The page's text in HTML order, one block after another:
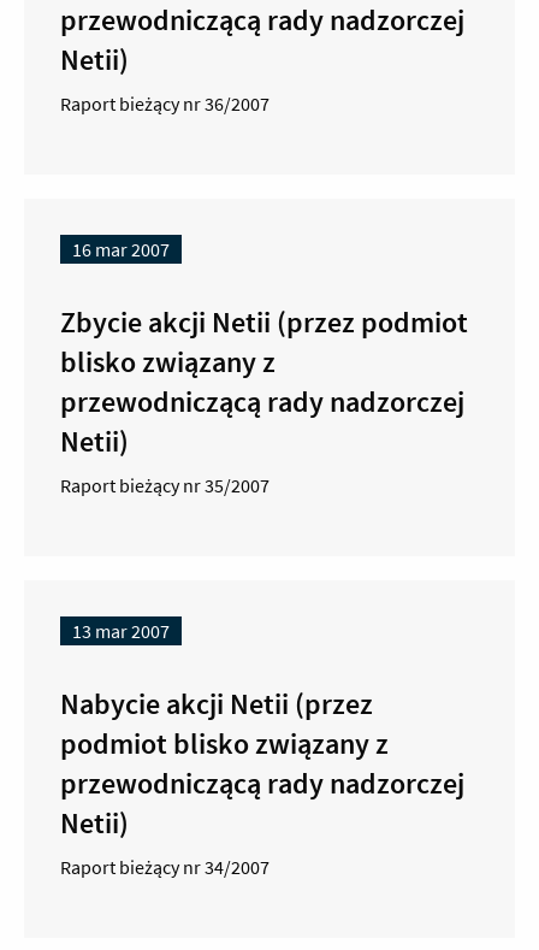
przewodniczącą rady nadzorczej
Netii)
Raport bieżący nr 36/2007
16 mar 2007
Zbycie akcji Netii (przez podmiot
blisko związany z
przewodniczącą rady nadzorczej
Netii)
Raport bieżący nr 35/2007
13 mar 2007
Nabycie akcji Netii (przez
podmiot blisko związany z
przewodniczącą rady nadzorczej
Netii)
Raport bieżący nr 34/2007